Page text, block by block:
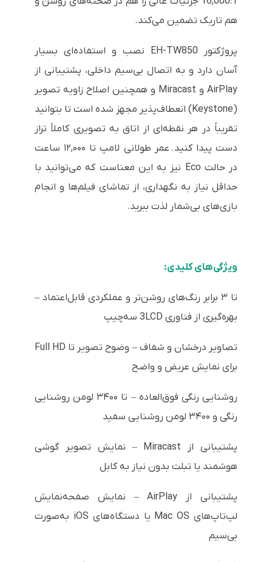
هم تاریک تضمین می‌کند.
پروژکتور EH-TW850 نصب و استفاده‌ای بسیار
آسان دارد و به اتصال بی‌سیم داخلی، پشتیبانی از
AirPlay و Miracast و همچنین اصلاح زاویه تصویر
(Keystone) انعطاف‌پذیر مجهز شده است تا بتوانید
تقریباً در هر نقطه‌ای از اتاق به تصویری کاملاً تراز
دست پیدا کنید.
عمر طولانی لامپ تا ۱۲,۰۰۰ ساعت
در حالت Eco نیز به این معناست که می‌توانید با
حداقل نیاز به نگهداری، از تماشای فیلم‌ها و انجام
بازی‌های بی‌شمار لذت ببرید.
ویژگی‌های کلیدی:
تا ۳ برابر رنگ‌های روشن‌تر و عملکردی قابل‌اعتماد –
بهره‌گیری از فناوری 3LCD سه‌چیپ
تصاویر درخشان و شفاف – وضوح تصویر تا Full HD
برای نمایش عریض و واضح
روشنایی رنگی فوق‌العاده – تا ۳۴۰۰ لومن روشنایی
رنگی و ۳۴۰۰ لومن روشنایی سفید
پشتیبانی از Miracast – نمایش تصویر گوشی
هوشمند یا تبلت بدون نیاز به کابل
پشتیبانی از AirPlay – نمایش صفحه‌نمایش
لپ‌تاپ‌های Mac OS یا دستگاه‌های iOS به‌صورت
بی‌سیم